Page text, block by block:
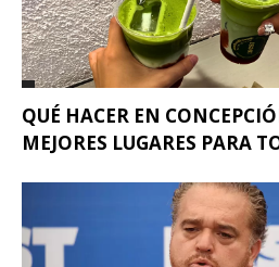
QUÉ HACER EN
MEJORES LUGARES PARA